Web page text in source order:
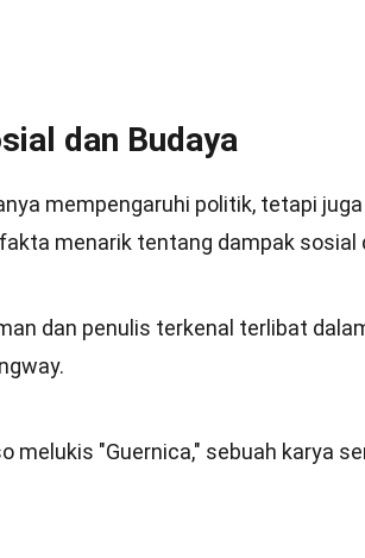
dan Budaya
mempengaruhi politik, tetapi
menarik tentang dampak sosial
dan penulis terkenal terlibat
melukis "Guernica," sebuah karya